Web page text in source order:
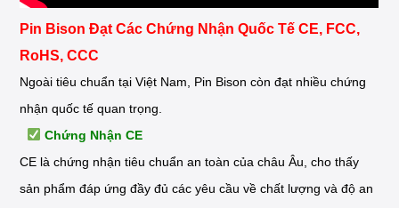
Pin Bison Đạt Các Chứng Nhận Quốc Tế CE, FCC,
RoHS, CCC
Ngoài tiêu chuẩn tại Việt Nam, Pin Bison còn đạt nhiều chứng
nhận quốc tế quan trọng.
Chứng Nhận CE
CE là chứng nhận tiêu chuẩn an toàn của châu Âu, cho thấy
sản phẩm đáp ứng đầy đủ các yêu cầu về chất lượng và độ an